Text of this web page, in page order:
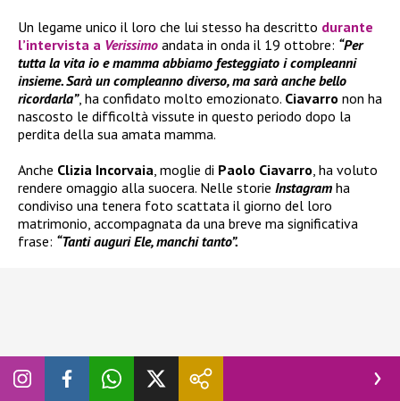
Un legame unico il loro che lui stesso ha descritto durante
l’intervista a Verissimo andata in onda il 19 ottobre: “Per
tutta la vita io e mamma abbiamo festeggiato i compleanni
insieme. Sarà un compleanno diverso, ma sarà anche bello
ricordarla”, ha confidato molto emozionato. Ciavarro non ha
nascosto le difficoltà vissute in questo periodo dopo la
perdita della sua amata mamma.
Anche Clizia Incorvaia , moglie di Paolo Ciavarro , ha voluto
rendere omaggio alla suocera. Nelle storie Instagram ha
condiviso una tenera foto scattata il giorno del loro
matrimonio, accompagnata da una breve ma significativa
frase: “Tanti auguri Ele, manchi tanto”.